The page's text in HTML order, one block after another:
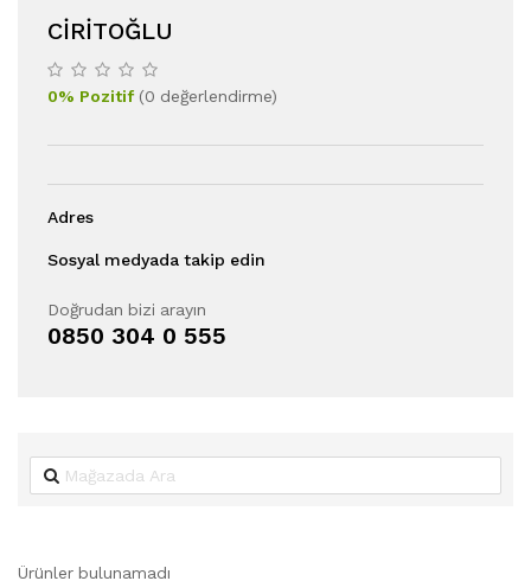
CIRITOĞLU
0% Pozitif(0 değerlendirme)
Adres
Sosyal medyada takip edin
Doğrudan bizi arayın
0850 304 0 555
Ürünler bulunamadı